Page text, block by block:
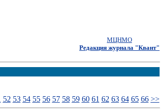
МЦНМО
Редакция журнала "Квант"
52 53 54 55 56 57 58 59 60 61 62 63 64 65 66 >>